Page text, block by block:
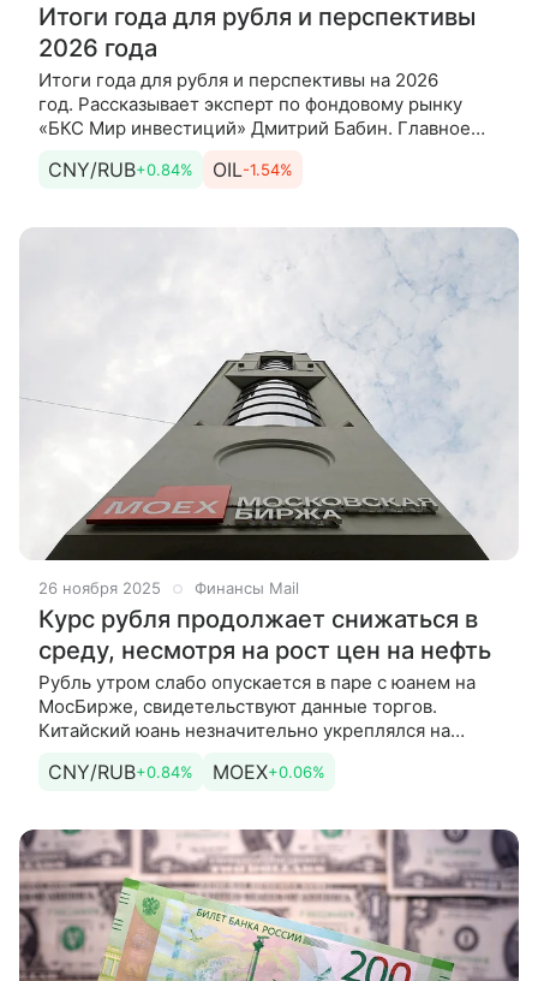
Итоги года для рубля и перспективы
2026 года
Итоги года для рубля и перспективы на 2026
год. Рассказывает эксперт по фондовому рынку
«БКС Мир инвестиций» Дмитрий Бабин. Главное
установленных в ноябре
CNY/RUB+0.84% OIL-1.54%
26 ноября 2025 Финансы Mail
Курс рубля продолжает снижаться в
среду, несмотря на рост цен на нефть
Рубль утром слабо опускается в паре с юанем на
МосБирже, свидетельствуют данные торгов.
Китайский юань незначительно укреплялся на
рублю. Российской валюте не помогает изменить
CNY/RUB+0.84% MOEX+0.06%